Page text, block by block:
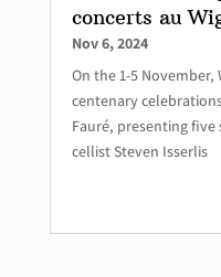
concerts au
Nov 6, 2024
On the 1-5
centenary
Fauré, presenting
cellist Steven Isserlis